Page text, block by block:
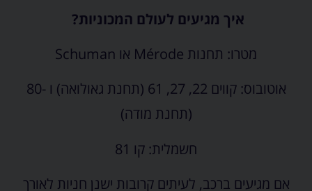
איך מגיעים לעולם המכוניות?
מטרו: תחנות Mérode או Schuman
אוטובוס: קווים 22, 27, 61 (תחנת גאולואה) ו -80
(תחנת מודה)
חשמלית: קו 81
אם מגיעים ברכב, לעיתים קרובות ישנן חניות לאורך